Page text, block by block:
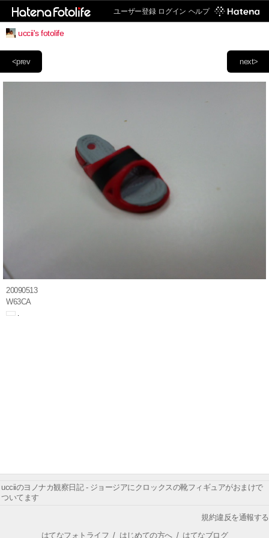
ユーザー登録 ログイン ヘルプ
uccii's fotolife
next>
<prev
20090513
W63CA
ucciiのヨノナカ観察日記 - ジョージアにクロックスの靴フィギュアがおまけで
ついてます
規約違反を通報する
はてなフォトライフ / はじめての方へ/ はてなブログ